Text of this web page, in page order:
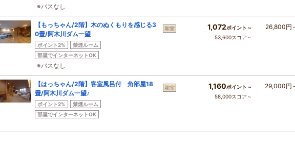
※バスなし
【もっちゃん/2階】木のぬくもりを感じる3
0畳/阿木川ダム一望
ポイント2%
禁煙ルーム
部屋でインターネットOK
※バスなし
和室 1,072ポイント～
53,600スコア～
26,800円
【はっちゃん/2階】客室風呂付 角部屋18
畳/阿木川ダム一望♪
ポイント2%
禁煙ルーム
部屋でインターネットOK
和室 1,160ポイント～
58,000スコア～
29,000円